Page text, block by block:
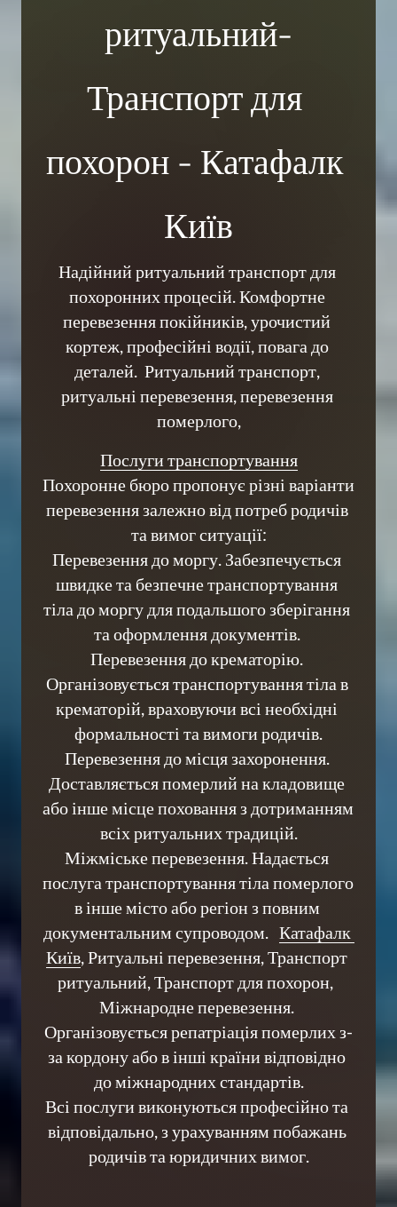
ритуальний-
Транспорт для
похорон - Катафалк
Київ
Надійний ритуальний транспорт для
похоронних процесій. Комфортне
перевезення покійників, урочистий
кортеж, професійні водії, повага до
деталей.  Ритуальний транспорт,
ритуальні перевезення, перевезення
померлого,
Послуги транспортування
Похоронне бюро пропонує різні варіанти
перевезення залежно від потреб родичів
та вимог ситуації:
Перевезення до моргу. Забезпечується
швидке та безпечне транспортування
тіла до моргу для подальшого зберігання
та оформлення документів.
Перевезення до крематорію.
Організовується транспортування тіла в
крематорій, враховуючи всі необхідні
формальності та вимоги родичів.
Перевезення до місця захоронення.
Доставляється померлий на кладовище
або інше місце поховання з дотриманням
всіх ритуальних традицій.
Міжміське перевезення. Надається
послуга транспортування тіла померлого
в інше місто або регіон з повним
документальним супроводом.
Київ , Ритуальні перевезення, Транспорт
ритуальний, Транспорт для похорон,
Міжнародне перевезення.
Організовується репатріація померлих з-
за кордону або в інші країни відповідно
до міжнародних стандартів.
Всі послуги виконуються професійно та
відповідально, з урахуванням побажань